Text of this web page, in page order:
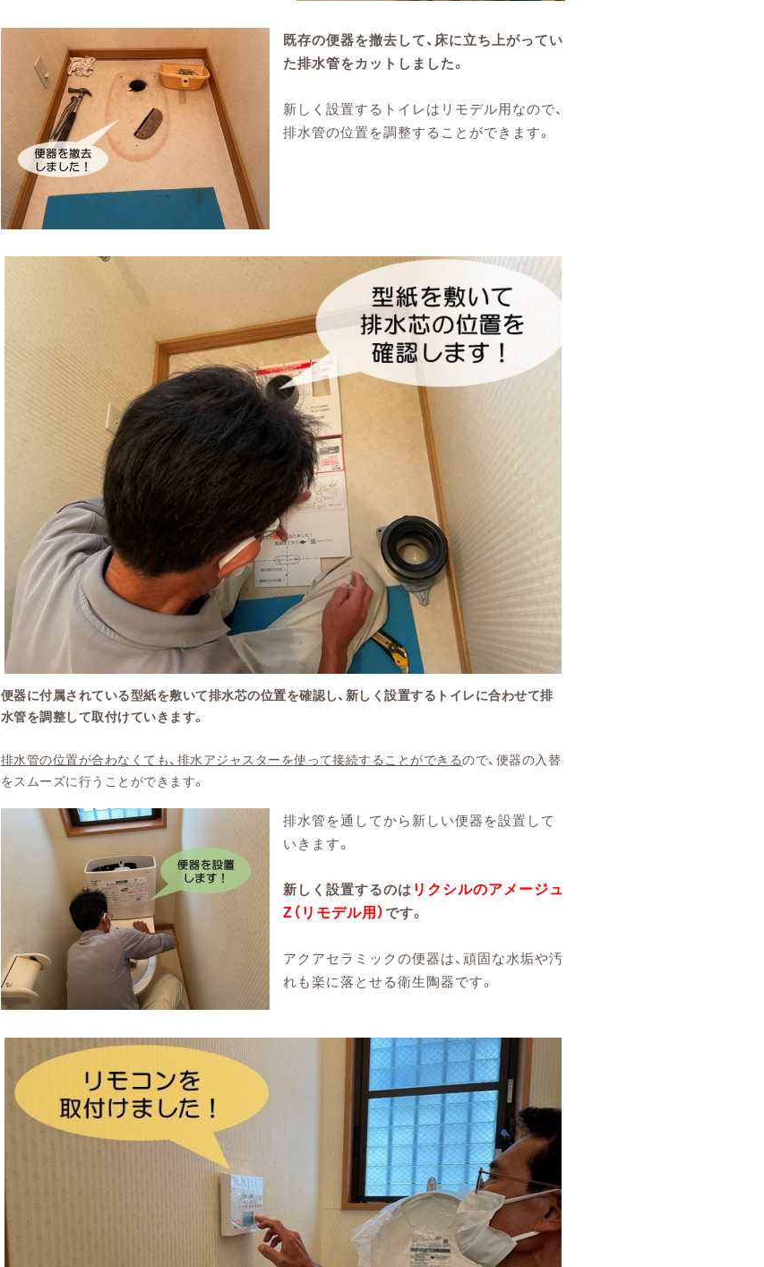
既存の便器を撤去して、床に立ち上がってい
た排水管をカットしました。
新しく設置するトイレはリモデル用なので、
排水管の位置を調整することができます。
便器に付属されている型紙を敷いて排水芯の位置を確認し、新しく設置するトイレに合わせて排
水管を調整して取付けていきます。
排水管の位置が合わなくても、排水アジャスターを使って接続することができるので、便器の入替
をスムーズに行うことができます。
排水管を通してから新しい便器を設置して
いきます。
新しく設置するのはリクシルのアメージュ
Z（リモデル用）です。
アクアセラミックの便器は、頑固な水垢や汚
れも楽に落とせる衛生陶器です。